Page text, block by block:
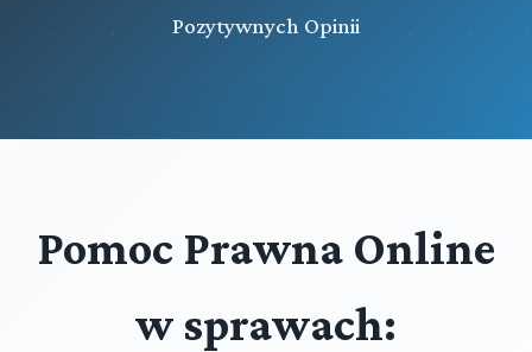
Pozytywnych Opinii
Pomoc Prawna Online
w sprawach: